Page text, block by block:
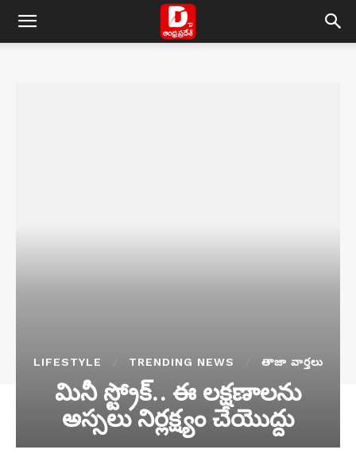
LIFESTYLE TRENDING NEWS తాజా వార్తలు
మినీ స్ట్రోక్.. ఈ లక్షణాలను
అస్సలు నిర్లక్ష్యం చేయొద్దు